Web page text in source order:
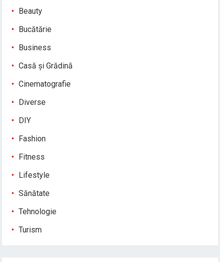
Beauty
Bucătărie
Business
Casă și Grădină
Cinematografie
Diverse
DIY
Fashion
Fitness
Lifestyle
Sănătate
Tehnologie
Turism